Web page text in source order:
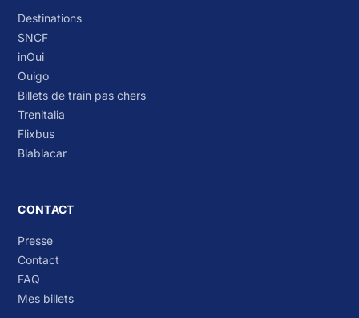
Destinations
SNCF
inOui
Ouigo
Billets de train pas chers
Trenitalia
Flixbus
Blablacar
CONTACT
Presse
Contact
FAQ
Mes billets